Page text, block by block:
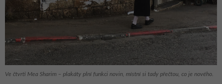
Ve čtvrti Mea Sharim – plakáty plní funkci novin, místní si tady přečtou, co je nového.